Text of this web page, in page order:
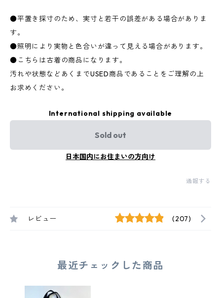
●平置き採寸のため、実寸と若干の誤差がある場合がありま
す。
●照明により実物と色合いが違って見える場合があります。
●こちらは古着の商品になります。
汚れや状態などあくまでUSED商品であることをご理解の上
お求めください。
International shipping available
Sold out
日本国内にお住まいの方向け
通報する
レビュー (207)
最近チェックした商品